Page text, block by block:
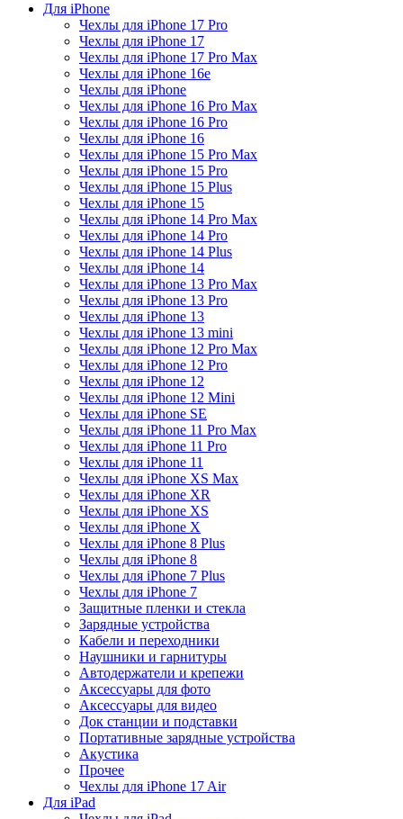
Для iPhone
Чехлы для iPhone 17 Pro
Чехлы для iPhone 17
Чехлы для iPhone 17 Pro Max
Чехлы для iPhone 16e
Чехлы для iPhone
Чехлы для iPhone 16 Pro Max
Чехлы для iPhone 16 Pro
Чехлы для iPhone 16
Чехлы для iPhone 15 Pro Max
Чехлы для iPhone 15 Pro
Чехлы для iPhone 15 Plus
Чехлы для iPhone 15
Чехлы для iPhone 14 Pro Max
Чехлы для iPhone 14 Pro
Чехлы для iPhone 14 Plus
Чехлы для iPhone 14
Чехлы для iPhone 13 Pro Max
Чехлы для iPhone 13 Pro
Чехлы для iPhone 13
Чехлы для iPhone 13 mini
Чехлы для iPhone 12 Pro Max
Чехлы для iPhone 12 Pro
Чехлы для iPhone 12
Чехлы для iPhone 12 Mini
Чехлы для iPhone SE
Чехлы для iPhone 11 Pro Max
Чехлы для iPhone 11 Pro
Чехлы для iPhone 11
Чехлы для iPhone XS Max
Чехлы для iPhone XR
Чехлы для iPhone XS
Чехлы для iPhone X
Чехлы для iPhone 8 Plus
Чехлы для iPhone 8
Чехлы для iPhone 7 Plus
Чехлы для iPhone 7
Защитные пленки и стекла
Зарядные устройства
Кабели и переходники
Наушники и гарнитуры
Автодержатели и крепежи
Аксессуары для фото
Аксессуары для видео
Док станции и подставки
Портативные зарядные устройства
Акустика
Прочее
Чехлы для iPhone 17 Air
Для iPad